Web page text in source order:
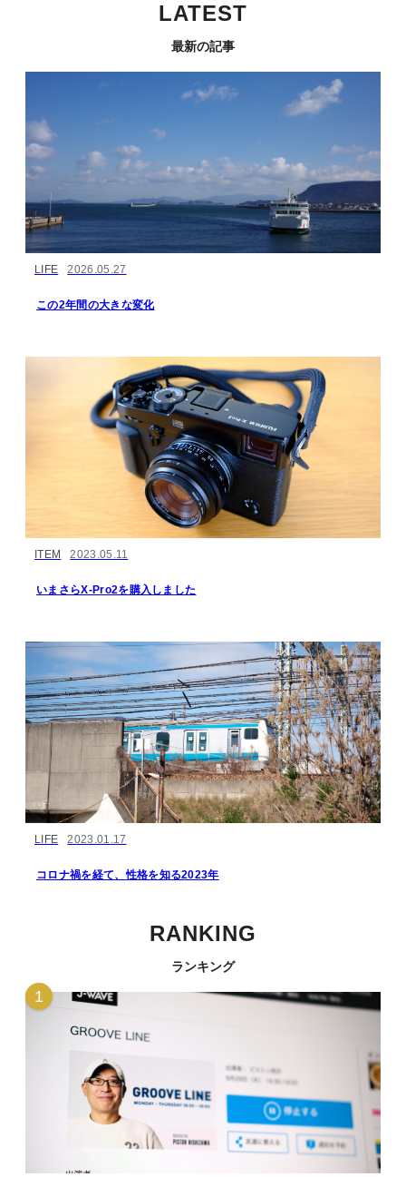
LATEST
最新の記事
LIFE 2026.05.27
この2年間の大きな変化
ITEM 2023.05.11
いまさらX-Pro2を購入しました
LIFE 2023.01.17
コロナ禍を経て、性格を知る2023年
RANKING
ランキング